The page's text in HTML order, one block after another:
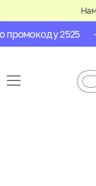
2525 -